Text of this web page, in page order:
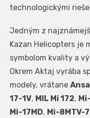
technologickými
Jedným z
Kazan Helicopters je
symbolom kvality a
Okrem Aktaj vyrába
modely, vrátane
17-1V, MIL Mi 172,
Mi-17MD, Mi-8MTV-7